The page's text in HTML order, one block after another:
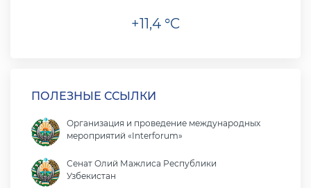
+11,4 °C
ПОЛЕЗНЫЕ ССЫЛКИ
Организация и проведение международных
мероприятий «Interforum»
Сенат Олий Мажлиса Республики
Узбекистан